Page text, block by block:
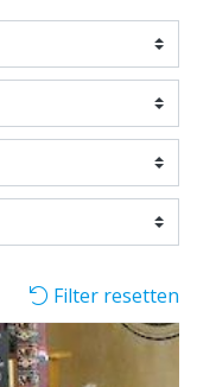
Filter resetten